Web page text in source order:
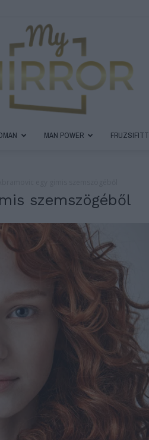
Magazin
MAN POWER FRUZSIFITT
szemszögéből